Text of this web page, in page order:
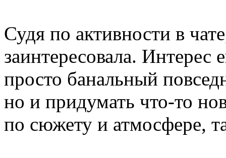
Судя по активности в
заинтересовала. Интерес
просто банальный
но и придумать что-то
по сюжету и атмосфере,